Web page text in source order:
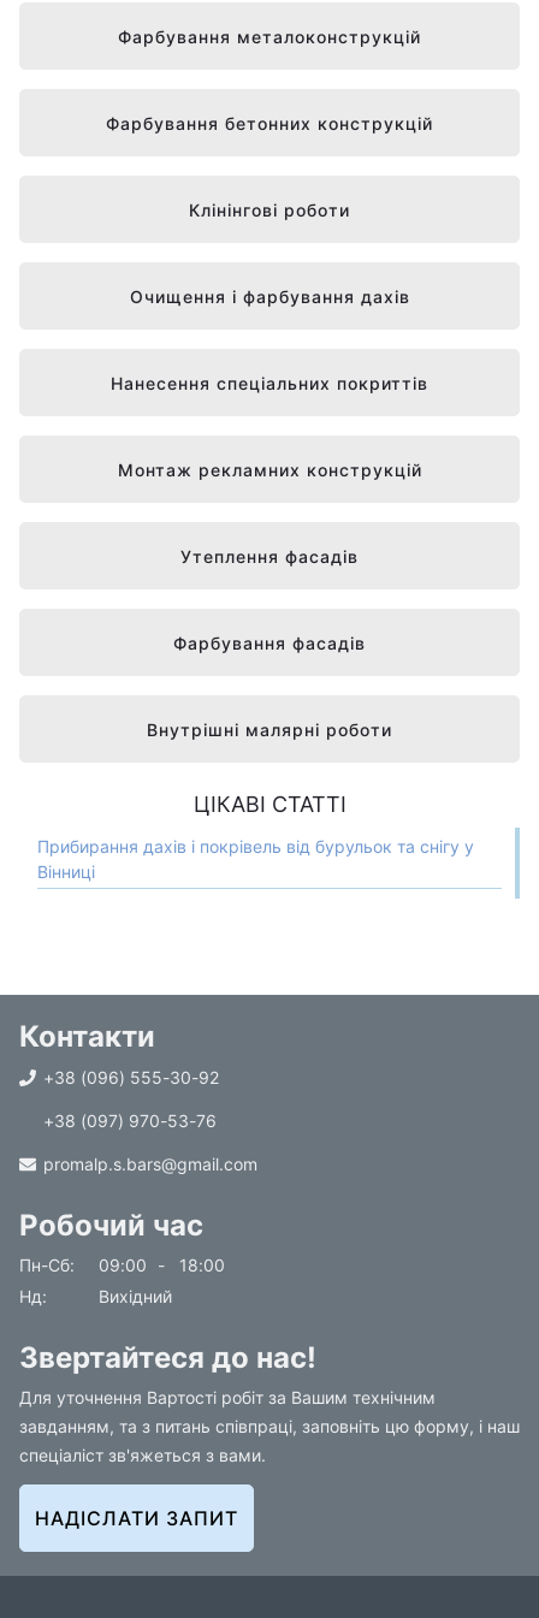
Фарбування металоконструкцій
Фарбування бетонних конструкцій
Клінінгові роботи
Очищення і фарбування дахів
Нанесення спеціальних покриттів
Монтаж рекламних конструкцій
Утеплення фасадів
Фарбування фасадів
Внутрішні малярні роботи
ЦІКАВІ СТАТТІ
Прибирання дахів і покрівель від бурульок та снігу у
Вінниці
Контакти
+38 (096) 555-30-92
+38 (097) 970-53-76
promalp.s.bars@gmail.com
Робочий час
Пн-Сб 09:00 -
18:00
Нд
Вихідний
Звертайтеся до нас!
Для уточнення Вартості робіт за Вашим технічним
завданням, та з питань співпраці, заповніть цю форму, і наш
спеціаліст зв'яжеться з вами.
НАДІСЛАТИ ЗАПИТ